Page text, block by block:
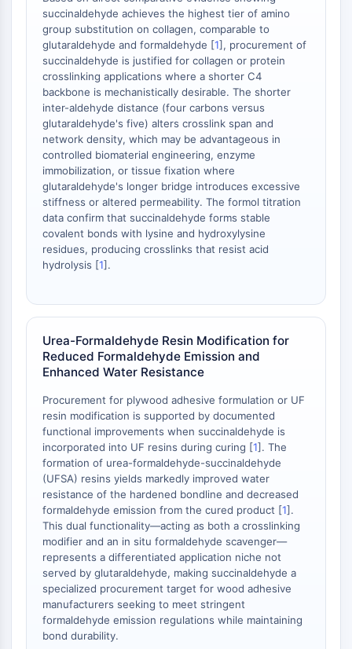
OGT
Protéine prion
PINK1/Parkin
Transthyrétine (TTR)
GPR55
OGA
GPR119
AAK1
Récepteur imidazoline
COMT
MCHR1 (GPR24)
Récepteur du CGRP
Glucosylcéramide synthase (GCS)
Récepteur de la neurotensine
Alpha-synucléine
Notch
Protéine Tau
Récepteur de l'orexine OX Récepteur
Transporteur de dopamine
CaMK
Bêta-sécrétase
γ-sécrétase
FAAH
Récepteur de la mélanocortine
Récepteur de la neuropeptide Y
Récepteur de la cholécystokinine
Récepteur de la somatostatine
Récepteur sigma
Récepteur Trk
Transporteur de la sérotonine
Récepteur de la neurokinine
nAChR
succinaldehyde achieves the highest tier of amino
group substitution on collagen, comparable to
glutaraldehyde and formaldehyde [1], procurement of
succinaldehyde is justified for collagen or protein
crosslinking applications where a shorter C4
backbone is mechanistically desirable. The shorter
inter-aldehyde distance (four carbons versus
glutaraldehyde's five) alters crosslink span and
network density, which may be advantageous in
controlled biomaterial engineering, enzyme
immobilization, or tissue fixation where
glutaraldehyde's longer bridge introduces excessive
stiffness or altered permeability. The formol titration
data confirm that succinaldehyde forms stable
covalent bonds with lysine and hydroxylysine
residues, producing crosslinks that resist acid
hydrolysis [1].
Urea-Formaldehyde Resin Modification for
Reduced Formaldehyde Emission and
Enhanced Water Resistance
Procurement for plywood adhesive formulation or UF
resin modification is supported by documented
functional improvements when succinaldehyde is
incorporated into UF resins during curing [1]. The
formation of urea-formaldehyde-succinaldehyde
(UFSA) resins yields markedly improved water
resistance of the hardened bondline and decreased
formaldehyde emission from the cured product [1].
This dual functionality—acting as both a crosslinking
modifier and an in situ formaldehyde scavenger—
represents a differentiated application niche not
served by glutaraldehyde, making succinaldehyde a
specialized procurement target for wood adhesive
manufacturers seeking to meet stringent
formaldehyde emission regulations while maintaining
bond durability.